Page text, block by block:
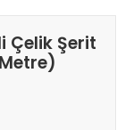
Çelik Şerit